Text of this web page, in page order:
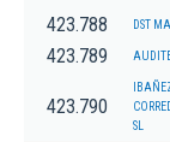
423.788 DST
423.789
423.790
SL